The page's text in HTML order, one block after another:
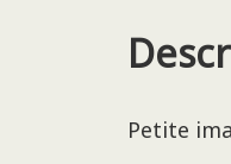
Petite